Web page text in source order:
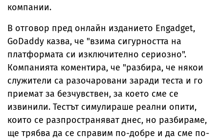
компании.
В отговор пред онлайн изданието Engadget,
GoDaddy казва, че "взима сигурността на
платформата си изключително сериозно".
Компанията коментира, че "разбира, че някои
служители са разочаровани заради теста и го
приемат за безчувствен, за което сме се
извинили. Тестът симулираше реални опити,
които се разпространяват днес, но разбираме,
ще трябва да се справим по-добре и да сме по-